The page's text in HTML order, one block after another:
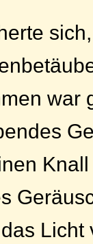
war
Licht